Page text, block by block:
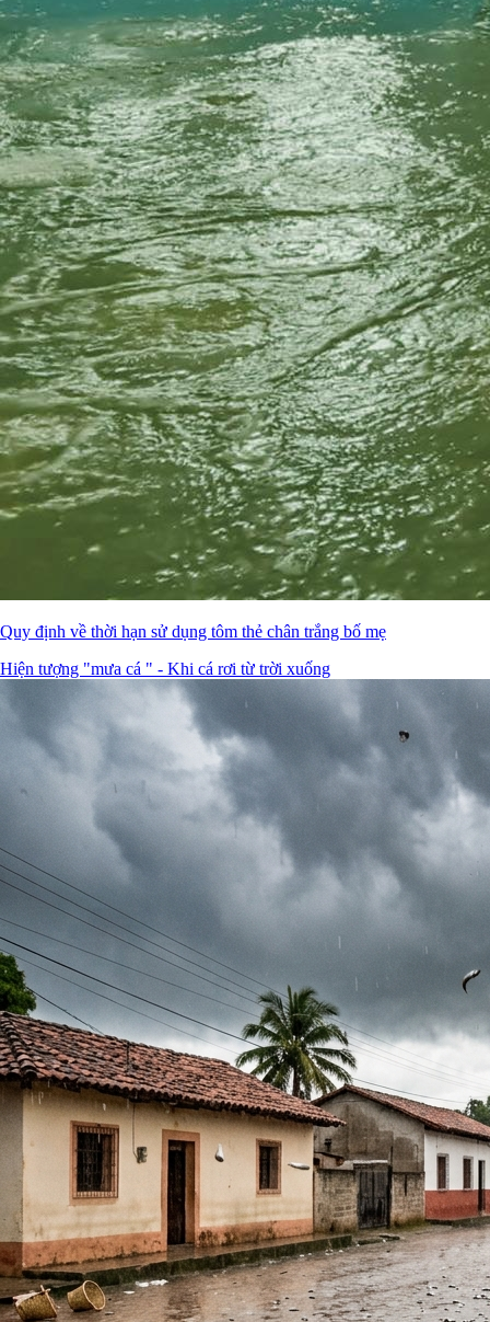
Quy định về thời hạn sử dụng tôm thẻ chân trắng bố mẹ
Hiện tượng "mưa cá " - Khi cá rơi từ trời xuống